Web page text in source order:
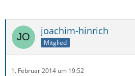
joachim-hinrich
Mitglied
1. Februar 2014 um 19:52